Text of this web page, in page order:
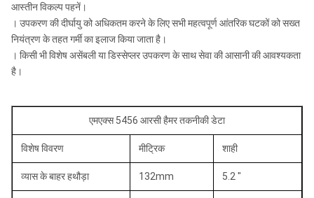
आस्तीन विकल्प पहनें।
। उपकरण की दीर्घायु को अधिकतम करने के लिए सभी महत्वपूर्ण आंतरिक घटकों को सख्त
नियंत्रण के तहत गर्मी का इलाज किया जाता है।
। किसी भी विशेष असेंबली या डिस्सेप्लर उपकरण के साथ सेवा की आसानी की आवश्यकता
है।
एमएक्स 5456 आरसी हैमर तकनीकी डेटा
विशेष विवरण मीट्रिक शाही
व्यास के बाहर हथौड़ा 132mm 5.2 "